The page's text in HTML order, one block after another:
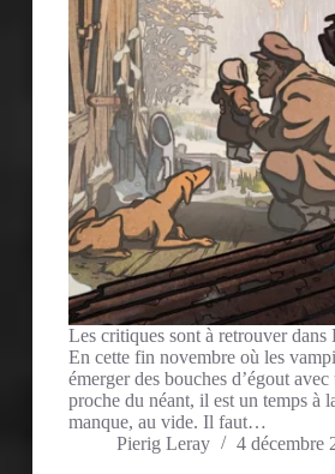
Les critiques sont à retrouver
En cette fin novembre où les
émerger des bouches d’égout
proche du néant, il est un temps à
manque, au vide. Il faut…
Pierig Leray
4 décembre